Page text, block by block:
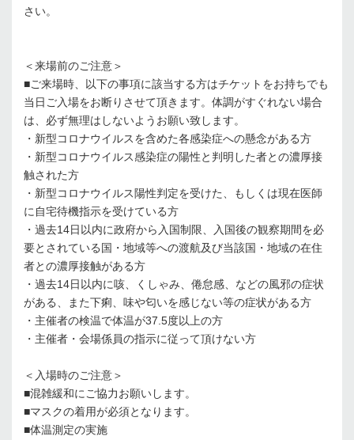
さい。
＜来場前のご注意＞
■ご来場時、以下の事項に該当する方はチケットをお持ちでも
当日ご入場をお断りさせて頂きます。体調がすぐれない場合
は、必ず無理はしないようお願い致します。
・新型コロナウイルスを含めた各感染症への懸念がある方
・新型コロナウイルス感染症の陽性と判明した者との濃厚接
触された方
・新型コロナウイルス陽性判定を受けた、もしくは現在医師
に自宅待機指示を受けている方
・過去14日以内に政府から入国制限、入国後の観察期間を必
要とされている国・地域等への渡航及び当該国・地域の在住
者との濃厚接触がある方
・過去14日以内に咳、くしゃみ、倦怠感、などの風邪の症状
がある、また下痢、味や匂いを感じない等の症状がある方
・主催者の検温で体温が37.5度以上の方
・主催者・会場係員の指示に従って頂けない方
＜入場時のご注意＞
■混雑緩和にご協力お願いします。
■マスクの着用が必須となります。
■体温測定の実施